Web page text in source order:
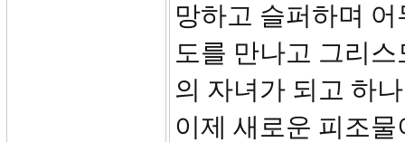
망하고 슬퍼하며
도를 만나고 그리
의 자녀가 되고 하
이제 새로운 피조